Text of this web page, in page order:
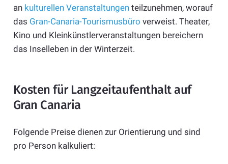
an kulturellen Veranstaltungenteilzunehmen, worauf
das Gran-Canaria-Tourismusbüro verweist. Theater,
Kino und Kleinkünstlerveranstaltungen bereichern
das Inselleben in der Winterzeit.
Kosten für Langzeitaufenthalt auf
Gran Canaria
Folgende Preise dienen zur Orientierung und sind
pro Person kalkuliert: